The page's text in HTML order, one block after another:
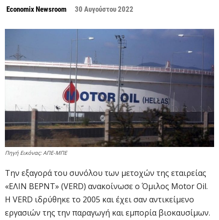
Economix Newsroom 30 Αυγούστου 2022
Πηγή Εικόνας: ΑΠΕ-ΜΠΕ
Την εξαγορά του συνόλου των μετοχών της εταιρείας
«ΕΛΙΝ ΒΕΡΝΤ» (VERD) ανακοίνωσε ο Όμιλος Motor Oil.
Η VERD ιδρύθηκε το 2005 και έχει σαν αντικείμενο
εργασιών της την παραγωγή και εμπορία βιοκαυσίμων.